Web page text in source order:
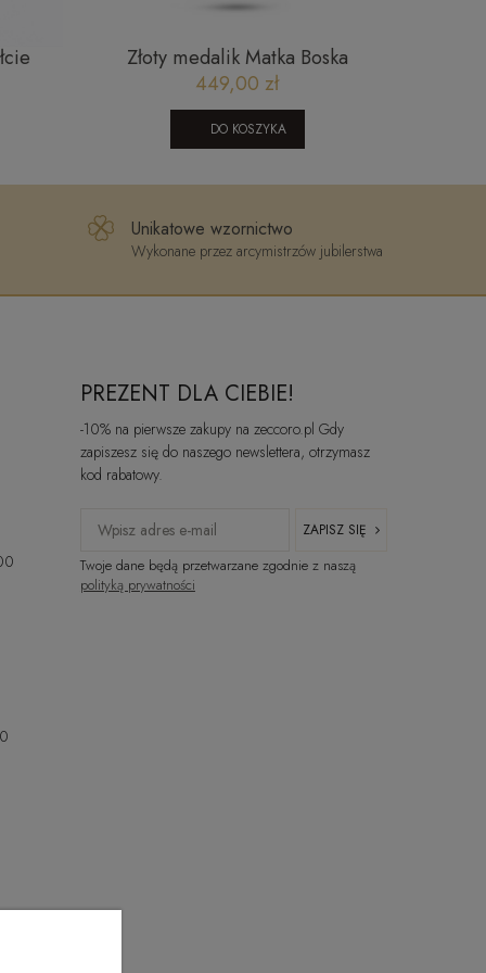
Złote kolczyki z białego złota
1402202413
2 490,00 zł
DO KOSZYKA
Unikatowe wzornictwo
Wykonane przez arcymistrzów jubilerstwa
PREZENT DLA CIEBIE!
-10% na pierwsze zakupy na zeccoro.pl Gdy
zapiszesz się do naszego newslettera, otrzymasz
kod rabatowy.
ZAPISZ SIĘ
Twoje dane będą przetwarzane zgodnie z naszą
polityką prywatności